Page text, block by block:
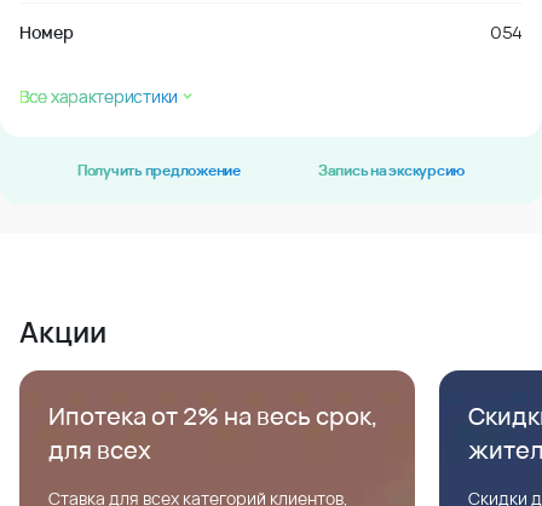
Номер 054
Все характеристики
Получить предложение Запись на экскурсию
Акции
Ипотека от 2% на весь срок,
для всех
Ставка для всех категорий клиентов,
Скидки